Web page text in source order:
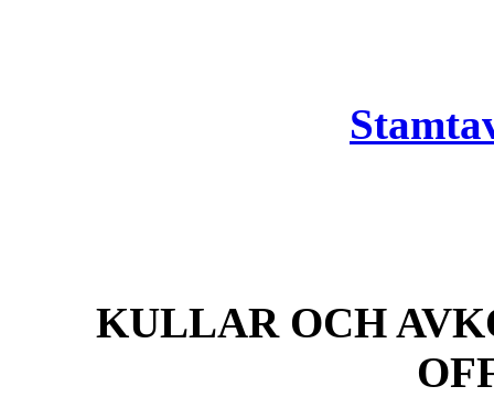
KULLAR OCH